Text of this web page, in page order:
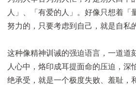
人」、「有爱的人」。好像只想着「
努力的，只要考虑到自己，就是自私
这种像精神训诫的强迫语言，一道道
人心中，烙印成耳提面命的压迫，深
绝承受，就是一个极度失败、羞耻，